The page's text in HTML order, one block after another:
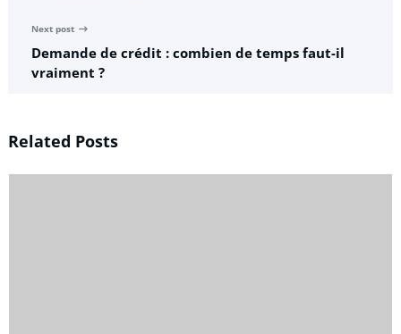
Next post
Demande de crédit : combien de temps faut-il
vraiment ?
Related Posts